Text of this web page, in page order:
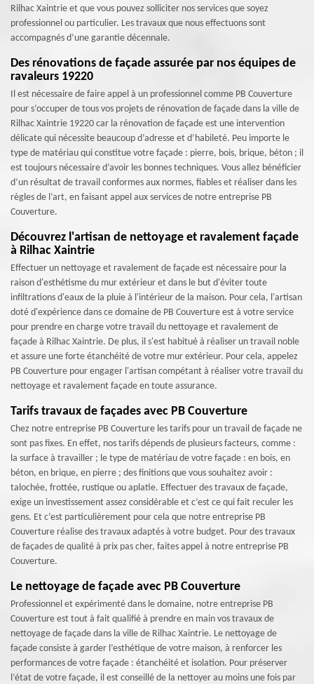
Rilhac Xaintrie et que vous pouvez solliciter nos services que soyez
professionnel ou particulier. Les travaux que nous effectuons sont
accompagnés d’une garantie décennale.
Des rénovations de façade assurée par nos équipes de
ravaleurs 19220
Il est nécessaire de faire appel à un professionnel comme PB Couverture
pour s’occuper de tous vos projets de rénovation de façade dans la ville de
Rilhac Xaintrie 19220 car la rénovation de façade est une intervention
délicate qui nécessite beaucoup d’adresse et d’habileté. Peu importe le
type de matériau qui constitue votre façade : pierre, bois, brique, béton ; il
est toujours nécessaire d’avoir les bonnes techniques. Vous allez bénéficier
d’un résultat de travail conformes aux normes, fiables et réaliser dans les
règles de l’art, en faisant appel aux services de notre entreprise PB
Couverture.
Découvrez l'artisan de nettoyage et ravalement façade
à Rilhac Xaintrie
Effectuer un nettoyage et ravalement de façade est nécessaire pour la
raison d'esthétisme du mur extérieur et dans le but d'éviter toute
infiltrations d'eaux de la pluie à l'intérieur de la maison. Pour cela, l'artisan
doté d'expérience dans ce domaine de PB Couverture est à votre service
pour prendre en charge votre travail du nettoyage et ravalement de
façade à Rilhac Xaintrie. De plus, il s'est habitué à réaliser un travail noble
et assure une forte étanchéité de votre mur extérieur. Pour cela, appelez
PB Couverture pour engager l'artisan compétant à réaliser votre travail du
nettoyage et ravalement façade en toute assurance.
Tarifs travaux de façades avec PB Couverture
Chez notre entreprise PB Couverture les tarifs pour un travail de façade ne
sont pas fixes. En effet, nos tarifs dépends de plusieurs facteurs, comme :
la surface à travailler ; le type de matériau de votre façade : en bois, en
béton, en brique, en pierre ; des finitions que vous souhaitez avoir :
talochée, frottée, rustique ou aplatie. Effectuer des travaux de façade,
exige un investissement assez considérable et c’est ce qui fait reculer les
gens. Et c’est particulièrement pour cela que notre entreprise PB
Couverture réalise des travaux adaptés à votre budget. Pour des travaux
de façades de qualité à prix pas cher, faites appel à notre entreprise PB
Couverture.
Le nettoyage de façade avec PB Couverture
Professionnel et expérimenté dans le domaine, notre entreprise PB
Couverture est tout à fait qualifié à prendre en main vos travaux de
nettoyage de façade dans la ville de Rilhac Xaintrie. Le nettoyage de
façade consiste à garder l’esthétique de votre maison, à renforcer les
performances de votre façade : étanchéité et isolation. Pour préserver
l’état de votre façade, il est conseillé de la nettoyer au moins une fois par